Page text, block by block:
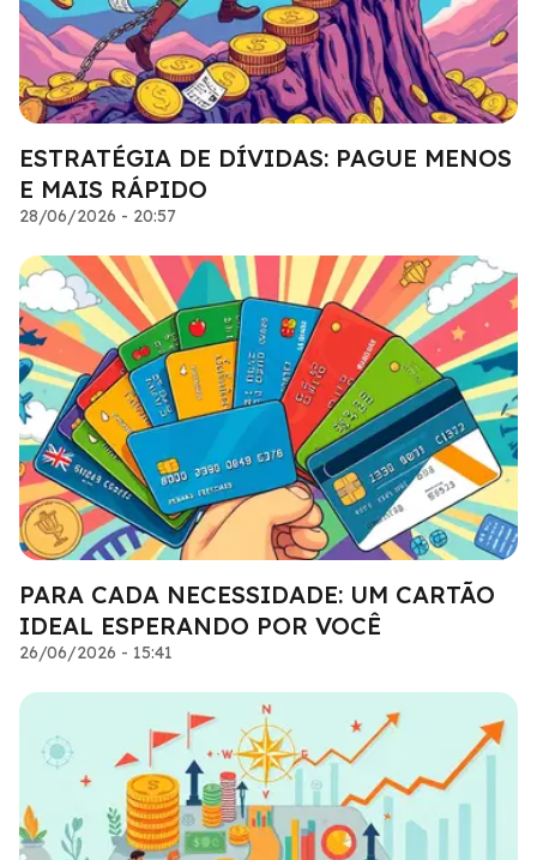
ESTRATÉGIA DE DÍVIDAS: PAGUE MENOS
E MAIS RÁPIDO
28/06/2026 - 20:57
PARA CADA NECESSIDADE: UM CARTÃO
IDEAL ESPERANDO POR VOCÊ
26/06/2026 - 15:41